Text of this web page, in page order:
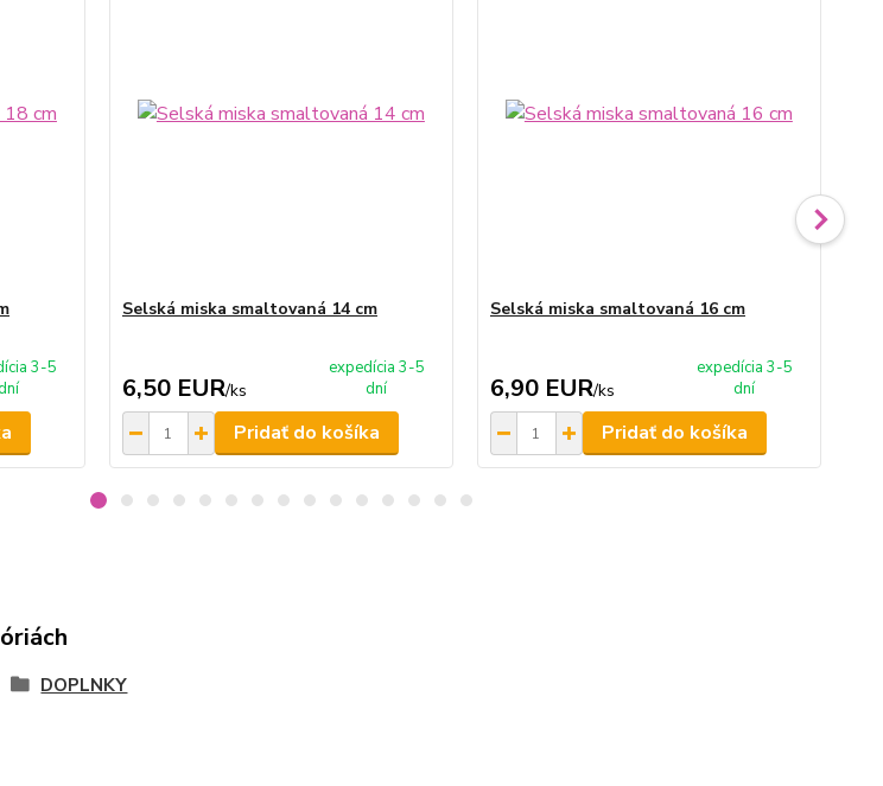
3-5
Selská miska smaltovaná 14 cm
6,50 EUR/ks
expedícia 3-5
dní
Pridať do košíka
Selská miska smaltovaná 16 cm
6,90 EUR/ks
expedícia 3-5
dní
Pridať do košíka
DOPLNKY